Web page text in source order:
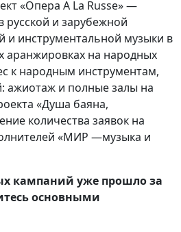
«Опера A La Russe» —
и зарубежной
и инструментальной музыки в
аранжировках на народных
к народным инструментам,
ажиотаж и полные залы на
«Душа баяна,
количества заявок на
«МИР —музыка и
кампаний уже прошло за
основными